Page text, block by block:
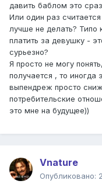
давить баблом это
Или один раз
лучше не делать? Типо
платить за девушку -
сурьезно?
Я просто не могу
получается , то иногда
выпендреж просто
потребительские
это мне на будущее))
Vnature
Опубликовано: